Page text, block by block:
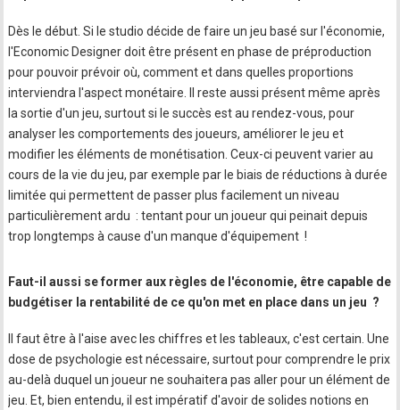
Dès le début. Si le studio décide de faire un jeu basé sur l'économie,
l'Economic Designer doit être présent en phase de préproduction
pour pouvoir prévoir où, comment et dans quelles proportions
interviendra l'aspect monétaire. Il reste aussi présent même après
la sortie d'un jeu, surtout si le succès est au rendez-vous, pour
analyser les comportements des joueurs, améliorer le jeu et
modifier les éléments de monétisation. Ceux-ci peuvent varier au
cours de la vie du jeu, par exemple par le biais de réductions à durée
limitée qui permettent de passer plus facilement un niveau
particulièrement ardu : tentant pour un joueur qui peinait depuis
trop longtemps à cause d'un manque d'équipement !
Faut-il aussi se former aux règles de l'économie, être capable de
budgétiser la rentabilité de ce qu'on met en place dans un jeu ?
Il faut être à l'aise avec les chiffres et les tableaux, c'est certain. Une
dose de psychologie est nécessaire, surtout pour comprendre le prix
au-delà duquel un joueur ne souhaitera pas aller pour un élément de
jeu. Et, bien entendu, il est impératif d'avoir de solides notions en